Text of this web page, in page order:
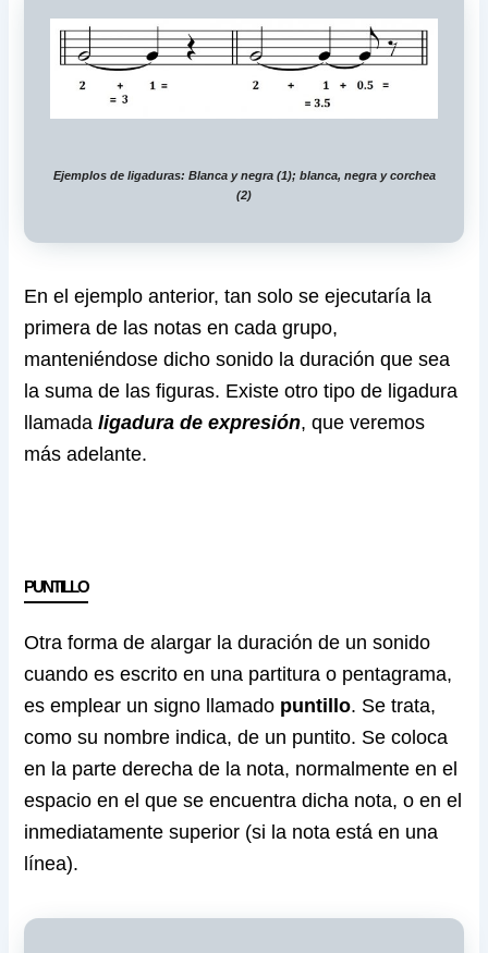
Ejemplos de ligaduras: Blanca y negra (1); blanca, negra y corchea
(2)
En el ejemplo anterior, tan solo se ejecutaría la
primera de las notas en cada grupo,
manteniéndose dicho sonido la duración que sea
la suma de las figuras. Existe otro tipo de ligadura
llamadaligadura de expresión, que veremos
más adelante.
PUNTILLO
Otra forma de alargar la duración de un sonido
cuando es escrito en una partitura o pentagrama,
es emplear un signo llamado puntillo. Se trata,
como su nombre indica, de un puntito. Se coloca
en la parte derecha de la nota, normalmente en el
espacio en el que se encuentra dicha nota, o en el
inmediatamente superior (si la nota está en una
línea).